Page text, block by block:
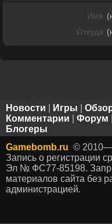
Имя
Откуда
Новости Игры
Комментарии
Форум
Блогеры
Gamebomb.ru ©
Запись о регистрации
Эл № ФС77-85198.
материалов сайта без
администрацией.